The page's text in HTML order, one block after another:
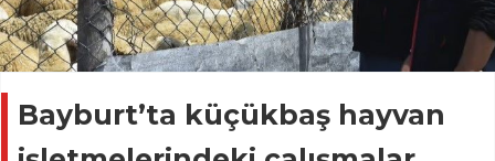
Bayburt’ta küçükbaş hayvan